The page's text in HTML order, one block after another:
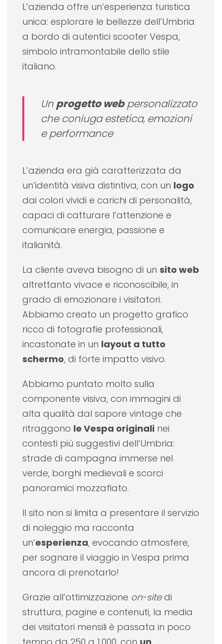
L’azienda offre un’esperienza turistica
unica: esplorare le bellezze dell’Umbria
a bordo di autentici scooter Vespa,
simbolo intramontabile dello stile
italiano.
Un progetto webpersonalizzato
che coniuga estetica, emozioni
eperformance
L’azienda era già caratterizzata da
un’identità visiva distintiva, con un logo
dai colori vividi e carichi di personalità,
capaci di catturare l’attenzione e
comunicare energia, passione e
italianità.
La cliente aveva bisogno di un sito web
altrettanto vivace e riconoscibile, in
grado di emozionare i visitatori.
Abbiamo creato un progetto grafico
ricco di fotografie professionali,
incastonate in un layout a tutto
schermo, di forte impatto visivo.
Abbiamo puntato molto sulla
componente visiva, con immagini di
alta qualità dal sapore vintage che
ritraggono le Vespa originali nei
contesti più suggestivi dell’Umbria:
strade di campagna immerse nel
verde, borghi medievali e scorci
panoramici mozzafiato.
Il sito non si limita a presentare il servizio
di noleggio ma racconta
un’esperienza, evocando atmosfere,
per sognare il viaggio in Vespa prima
ancora di prenotarlo!
Grazie all’ottimizzazione on-sitedi
struttura, pagine e contenuti, la media
dei visitatori mensili è passata in poco